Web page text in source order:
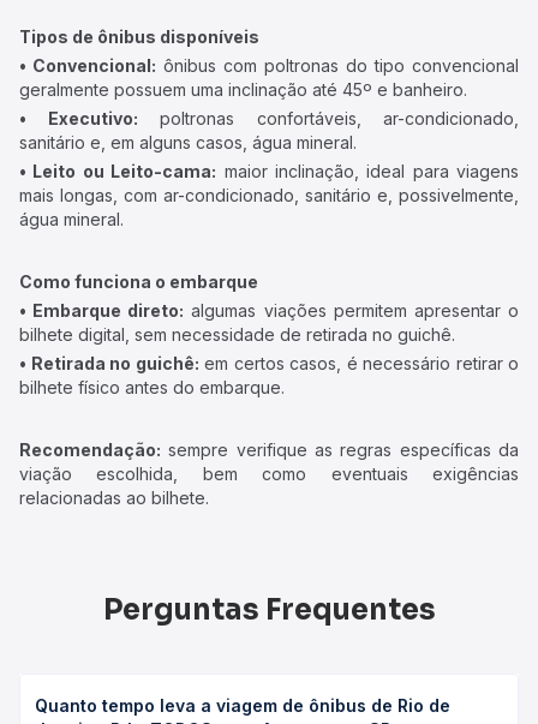
Tipos de ônibus disponíveis
• Convencional: ônibus com poltronas do tipo convencional
geralmente possuem uma inclinação até 45º e banheiro.
• Executivo: poltronas confortáveis, ar-condicionado,
sanitário e, em alguns casos, água mineral.
• Leito ou Leito-cama: maior inclinação, ideal para viagens
mais longas, com ar-condicionado, sanitário e, possivelmente,
água mineral.
Como funciona o embarque
• Embarque direto: algumas viações permitem apresentar o
bilhete digital, sem necessidade de retirada no guichê.
• Retirada no guichê: em certos casos, é necessário retirar o
bilhete físico antes do embarque.
Recomendação: sempre verifique as regras específicas da
viação escolhida, bem como eventuais exigências
relacionadas ao bilhete.
Perguntas Frequentes
Quanto tempo leva a viagem de ônibus de Rio de